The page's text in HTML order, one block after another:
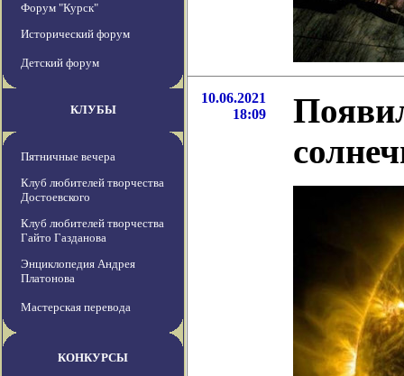
Форум "Курск"
Исторический форум
Детский форум
КЛУБЫ
Пятничные вечера
Клуб любителей творчества
Достоевского
Клуб любителей творчества
Гайто Газданова
Энциклопедия Андрея
Платонова
Мастерская перевода
КОНКУРСЫ
10.06.2021
18:09